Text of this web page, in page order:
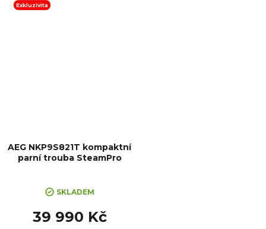
Výbava: Teplotní sonda,
Exkluzivita
AEG NKP9S821T kompaktní
parní trouba SteamPro
SKLADEM
39 990 Kč